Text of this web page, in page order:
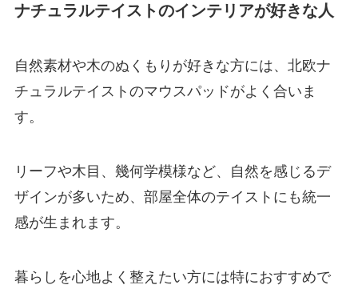
ナチュラルテイストのインテリアが好きな人
自然素材や木のぬくもりが好きな方には、北欧ナ
チュラルテイストのマウスパッドがよく合いま
す。
リーフや木目、幾何学模様など、自然を感じるデ
ザインが多いため、部屋全体のテイストにも統一
感が生まれます。
暮らしを心地よく整えたい方には特におすすめで